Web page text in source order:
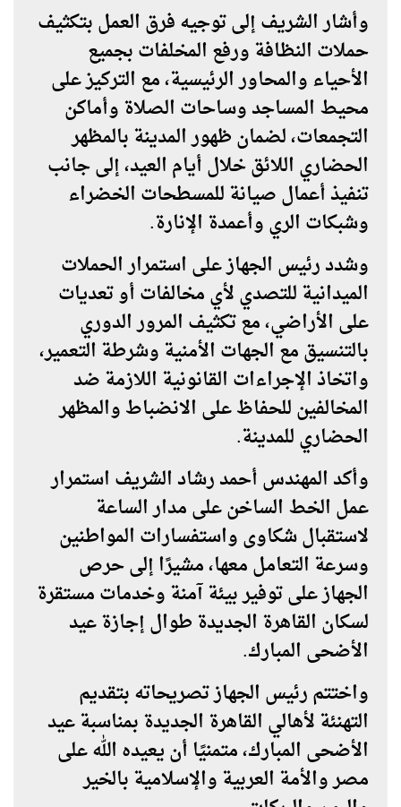
وأشار الشريف إلى توجيه فرق العمل بتكثيف
حملات النظافة ورفع المخلفات بجميع
الأحياء والمحاور الرئيسية، مع التركيز على
محيط المساجد وساحات الصلاة وأماكن
التجمعات، لضمان ظهور المدينة بالمظهر
الحضاري اللائق خلال أيام العيد، إلى جانب
تنفيذ أعمال صيانة للمسطحات الخضراء
وشبكات الري وأعمدة الإنارة.
وشدد رئيس الجهاز على استمرار الحملات
الميدانية للتصدي لأي مخالفات أو تعديات
على الأراضي، مع تكثيف المرور الدوري
بالتنسيق مع الجهات الأمنية وشرطة التعمير،
واتخاذ الإجراءات القانونية اللازمة ضد
المخالفين للحفاظ على الانضباط والمظهر
الحضاري للمدينة.
وأكد المهندس أحمد رشاد الشريف استمرار
عمل الخط الساخن على مدار الساعة
لاستقبال شكاوى واستفسارات المواطنين
وسرعة التعامل معها، مشيرًا إلى حرص
الجهاز على توفير بيئة آمنة وخدمات مستقرة
لسكان القاهرة الجديدة طوال إجازة عيد
الأضحى المبارك.
واختتم رئيس الجهاز تصريحاته بتقديم
التهنئة لأهالي القاهرة الجديدة بمناسبة عيد
الأضحى المبارك، متمنيًا أن يعيده الله على
مصر والأمة العربية والإسلامية بالخير